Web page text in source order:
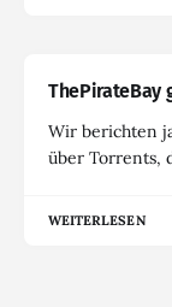
Wir berichten
über Torrents,
WEITERLESEN